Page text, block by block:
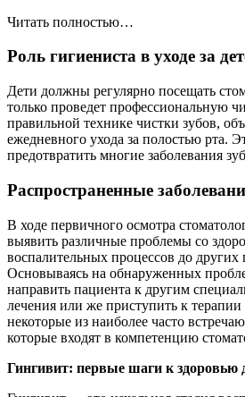
Читать полностью…
Роль гигиениста в уходе за
Дети должны регулярно посещать
только проведет профессиональную
правильной технике чистки зубов,
ежедневного ухода за полостью рта.
предотвратить многие заболевания
Распространенные
В ходе первичного осмотра
выявить различные проблемы со
воспалительных процессов до других
Основываясь на обнаруженных
направить пациента к другим
лечения или же приступить к терапии
некоторые из наиболее часто
которые входят в компетенцию
Гингивит: первые шаги к здоровью